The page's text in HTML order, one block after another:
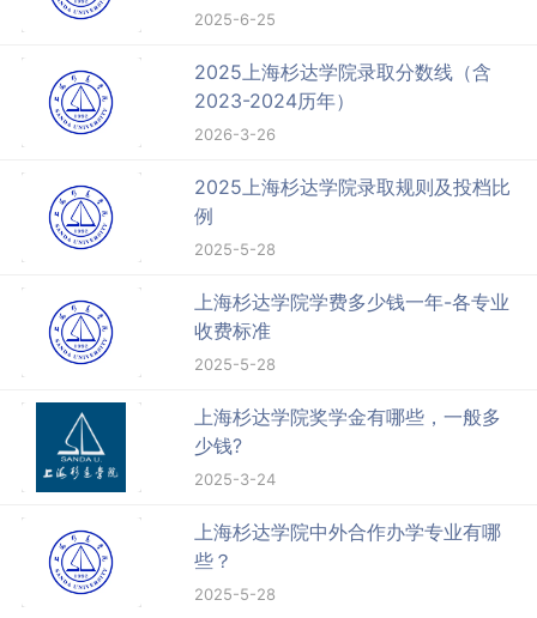
2025-6-25
2025上海杉达学院录取分数线（含
2023-2024历年）
2026-3-26
2025上海杉达学院录取规则及投档比
例
2025-5-28
上海杉达学院学费多少钱一年-各专业
收费标准
2025-5-28
上海杉达学院奖学金有哪些，一般多
少钱?
2025-3-24
上海杉达学院中外合作办学专业有哪
些？
2025-5-28